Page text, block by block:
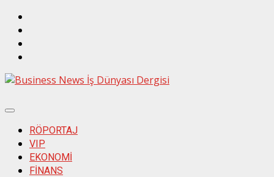
Skip
content
Primary
MenuRÖPORTAJ
VIP
EKONOMİ
FİNANS